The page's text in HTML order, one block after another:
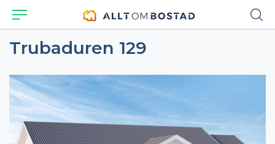
Trubaduren 129